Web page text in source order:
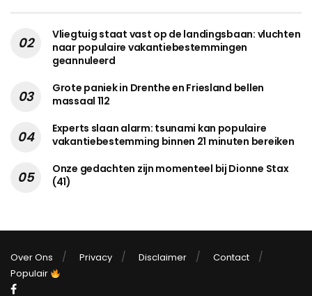
Vliegtuig staat vast op de landingsbaan: vluchten
naar populaire vakantiebestemmingen
geannuleerd
Grote paniek in Drenthe en Friesland bellen
massaal 112
Experts slaan alarm: tsunami kan populaire
vakantiebestemming binnen 21 minuten bereiken
Onze gedachten zijn momenteel bij Dionne Stax
(41)
Over Ons Privacy Disclaimer
Contact
Populair